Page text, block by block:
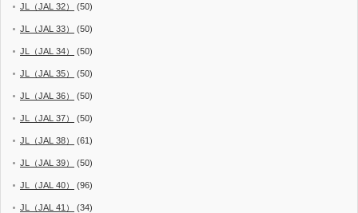
JL（JAL 32） (50)
JL（JAL 33） (50)
JL（JAL 34） (50)
JL（JAL 35） (50)
JL（JAL 36） (50)
JL（JAL 37） (50)
JL（JAL 38） (61)
JL（JAL 39） (50)
JL（JAL 40） (96)
JL（JAL 41） (34)